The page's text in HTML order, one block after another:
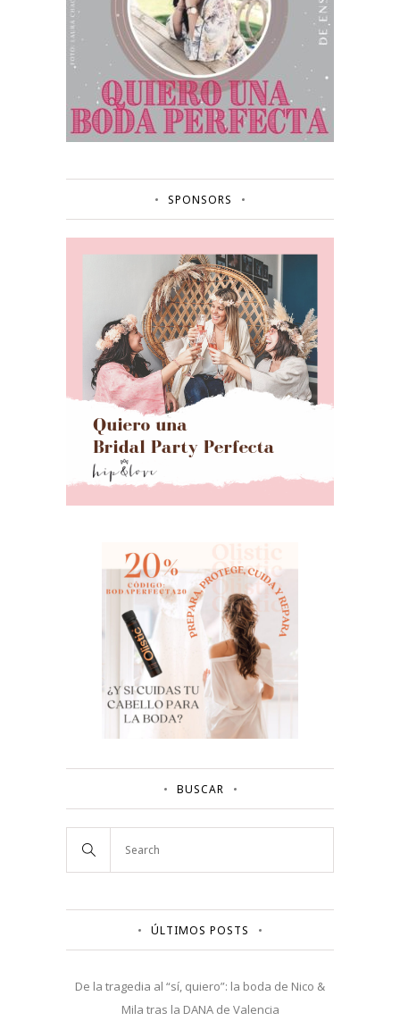
SPONSORS
BUSCAR
ÚLTIMOS POSTS
De la tragedia al “sí, quiero”: la boda de Nico &
Mila tras la DANA de Valencia